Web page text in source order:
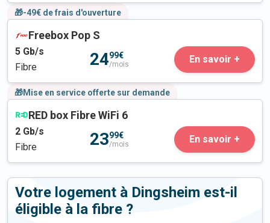
🎁-49€ de frais d'ouverture
Freebox Pop S
5 Gb/s
Fibre
2499€
/mois En savoir +
🎁Mise en service offerte sur demande
RED box Fibre WiFi 6
2 Gb/s
Fibre
2399€
/mois En savoir +
Votre logement à Dingsheim est-il
éligible à la fibre ?